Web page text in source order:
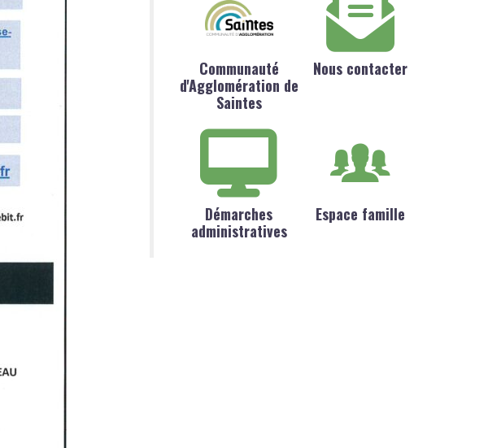
Communauté
d'Agglomération de
Saintes
Nous contacter
Démarches
administratives
Espace famille